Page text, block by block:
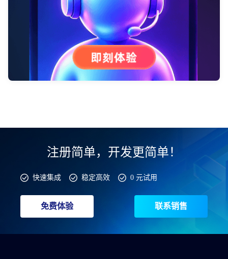
注册简单，开发更简单！
快速集成 稳定高效 0 元试用
免费体验 联系销售